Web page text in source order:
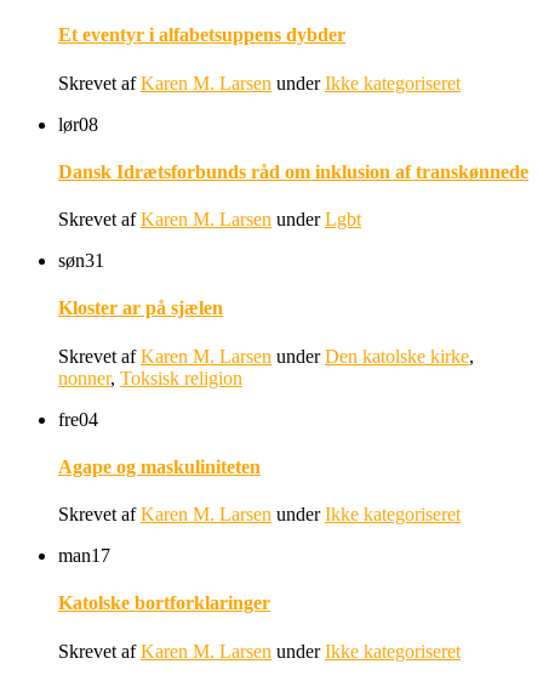
Et eventyr i alfabetsuppens dybder
Skrevet afKaren M. Larsen underIkke kategoriseret
lør08
Dansk Idrætsforbunds råd om inklusion af transkønnede
Skrevet afKaren M. Larsen underLgbt
søn31
Kloster ar på sjælen
Skrevet afKaren M. Larsen underDen katolske kirke,
nonner, Toksisk religion
fre04
Agape og maskuliniteten
Skrevet afKaren M. Larsen underIkke kategoriseret
man17
Katolske bortforklaringer
Skrevet afKaren M. Larsen underIkke kategoriseret